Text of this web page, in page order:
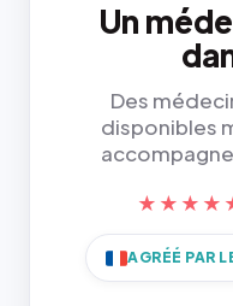
Un
Des
disponibles
AGRÉÉ PAR